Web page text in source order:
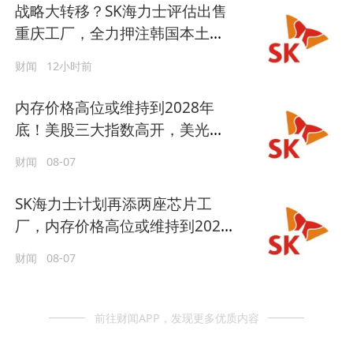
战略大转移？SK海力士评估出售
重庆工厂，全力押注韩国本土扩
财闻 12小时前
内存价格高位或维持到2028年
底！美股三大指数高开，美光、
博通、英特尔集体上涨
财闻 08-07
SK海力士计划再添两座芯片工
厂，内存价格高位或维持到2028
财闻 08-07
前往财闻APP，发现更多优质内容